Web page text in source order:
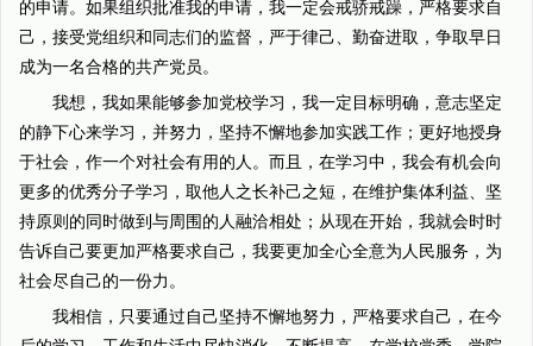
的申请。如果组织批准我的申请，我一定会戒骄戒躁，严格要求自
己，接受党组织和同志们的监督，严于律己、勤奋进取，争取早日
成为一名合格的共产党员。
我想，我如果能够参加党校学习，我一定目标明确，意志坚定
的静下心来学习，并努力，坚持不懈地参加实践工作；更好地授身
于社会，作一个对社会有用的人。而且，在学习中，我会有机会向
更多的优秀分子学习，取他人之长补己之短，在维护集体利益、坚
持原则的同时做到与周围的人融洽相处；从现在开始，我就会时时
告诉自己要更加严格要求自己，我要更加全心全意为人民服务，为
社会尽自己的一份力。
我相信，只要通过自己坚持不懈地努力，严格要求自己，在今